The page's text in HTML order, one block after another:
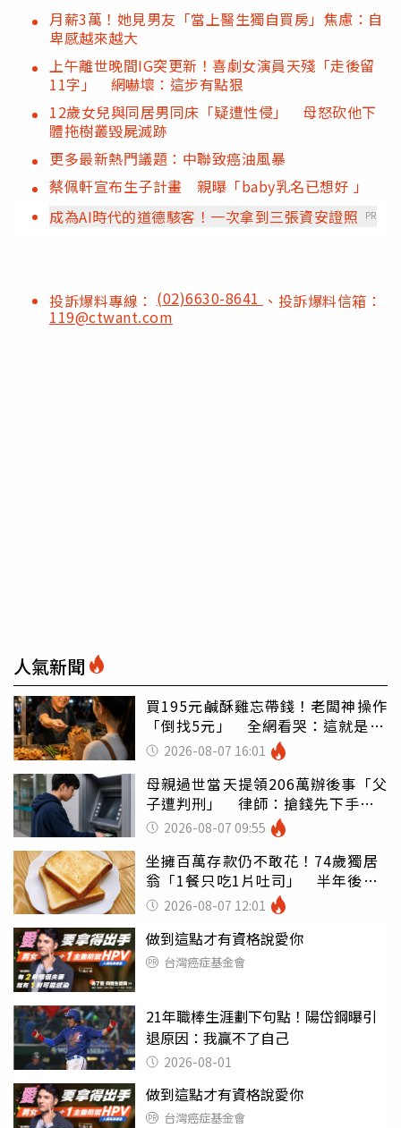
月薪3萬！她見男友「當上醫生獨自買房」焦慮：自
卑感越來越大
上午離世晚間IG突更新！喜劇女演員天殘「走後留
11字」 網嚇壞：這步有點狠
12歲女兒與同居男同床「疑遭性侵」 母怒砍他下
體拖樹叢毀屍滅跡
更多最新熱門議題：中聯致癌油風暴
蔡佩軒宣布生子計畫 親曝「baby乳名已想好 」
成為AI時代的道德駭客！一次拿到三張資安證照
PR
投訴爆料專線： (02)6630-8641 、投訴爆料信箱：
119@ctwant.com
人氣新聞
買195元鹹酥雞忘帶錢！老闆神操作
「倒找5元」 全網看哭：這就是台
灣 2026-08-07 16:01
母親過世當天提領206萬辦後事「父
子遭判刑」 律師：搶錢先下手是
罪 2026-08-07 09:55
坐擁百萬存款仍不敢花！74歲獨居
翁「1餐只吃1片吐司」 半年後暴
瘦嚇壞女兒
2026-08-07 12:01
做到這點才有資格說愛你
台灣癌症基金會
21年職棒生涯劃下句點！陽岱鋼曝引
退原因：我贏不了自己
2026-08-01
做到這點才有資格說愛你
台灣癌症基金會